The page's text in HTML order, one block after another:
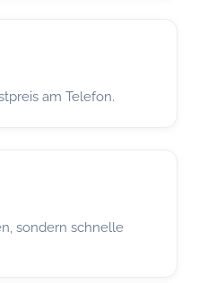
am Telefon.
sondern schnelle